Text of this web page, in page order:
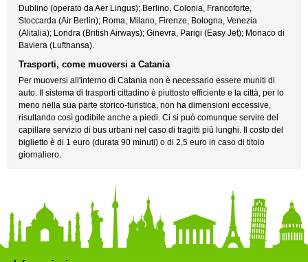
Dublino (operato da Aer Lingus); Berlino, Colonia, Francoforte,
Stoccarda (Air Berlin); Roma, Milano, Firenze, Bologna, Venezia
(Alitalia); Londra (British Airways); Ginevra, Parigi (Easy Jet); Monaco di
Baviera (Lufthansa).
Trasporti, come muoversi a Catania
Per muoversi all'interno di Catania non è necessario essere muniti di
auto. Il sistema di trasporti cittadino è piuttosto efficiente e la città, per lo
meno nella sua parte storico-turistica, non ha dimensioni eccessive,
risultando così godibile anche a piedi. Ci si può comunque servire del
capillare servizio di bus urbani nel caso di tragitti più lunghi. Il costo del
biglietto è di 1 euro (durata 90 minuti) o di 2,5 euro in caso di titolo
giornaliero.